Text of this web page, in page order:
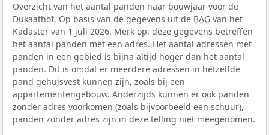
Overzicht van het aantal panden naar bouwjaar voor de
Dukaathof. Op basis van de gegevens uit de BAG van het
Kadaster van 1 juli 2026. Merk op: deze gegevens betreffen
het aantal panden met een adres. Het aantal adressen met
panden in een gebied is bijna altijd hoger dan het aantal
panden. Dit is omdat er meerdere adressen in hetzelfde
pand gehuisvest kunnen zijn, zoals bij een
appartementengebouw. Anderzijds kunnen er ook panden
zonder adres voorkomen (zoals bijvoorbeeld een schuur),
panden zonder adres zijn in deze telling niet meegenomen.